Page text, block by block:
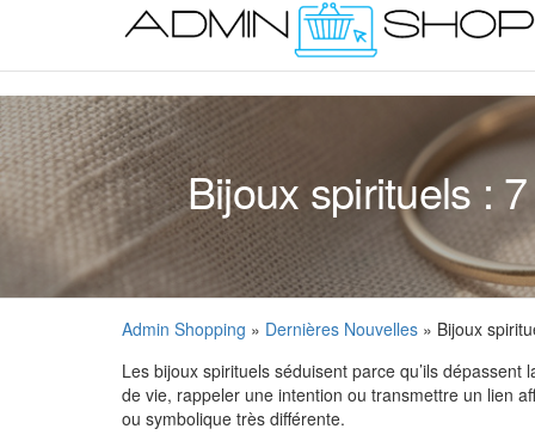
Bijoux spirituels :
Admin Shopping » Dernières Nouvelles » Bijoux
Les bijoux spirituels séduisent parce qu’ils
de vie, rappeler une intention ou transmettre un lien
ou symbolique très différente.